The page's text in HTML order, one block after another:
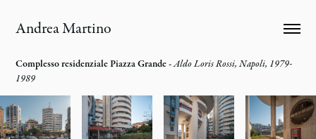
Andrea Martino
Complesso residenziale Piazza Grande -Aldo Loris Rossi, Napoli, 1979-
1989